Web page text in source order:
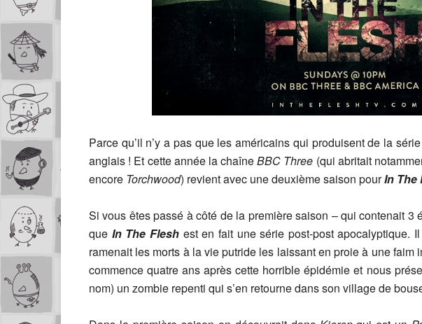
Parce qu’il n’y a pas que les américains qui produisent de la
anglais ! Et cette année la chaîneBBC Three (qui abritait
encore Torchwood) revient avec une deuxième saison pourIn The
Si vous êtes passé à côté de la première saison – qui contenait 3
que In The Fleshest en fait une série post-post apocalyptique.
ramenait les morts à la vie putride les laissant en proie à une
commence quatre ans après cette horrible épidémie et nous
nom) un zombie repenti qui s’en retourne dans son village de